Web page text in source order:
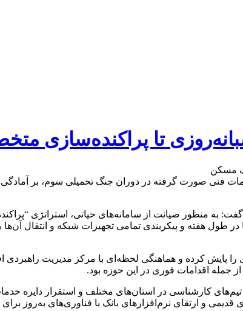
تا پراکنده‌سازی
فنی صورت گرفته در دوران جنگ تحمیلی سوم، بر آمادگی
به منظور صیانت از سامانه‌های حیاتی، استراتژی
طول هفته و پیکربندی تمامی تجهیزات شبکه و انتقال
پایش کرده و هماهنگی لحظه‌ای با مرکز مدیریت راهبردی
کارشناسی در استان‌های مختلف و استقرار دایره